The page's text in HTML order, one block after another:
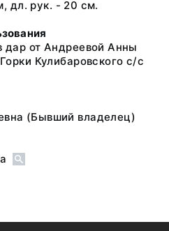
дл. рук. - 20 см.
дар от Андреевой Анны
Кулибаровского с/с
(Бывший владелец)